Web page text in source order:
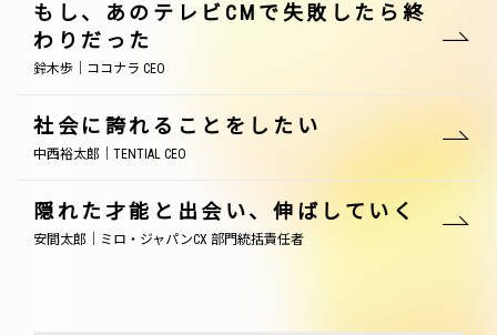
もし、あのテレビCMで失敗したら終
わりだった
鈴木歩｜ココナラ CEO
社会に誇れることをしたい
中西裕太郎｜TENTIAL CEO
隠れた才能と出会い、伸ばしていく
安間太郎｜ミロ・ジャパンCX 部門統括責任者